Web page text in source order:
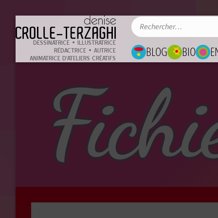
DESSINATRICE • ILLUSTRATRICE
RÉDACTRICE • AUTRICE
ANIMATRICE D'ATELIERS CRÉATIFS
BLOG BIO